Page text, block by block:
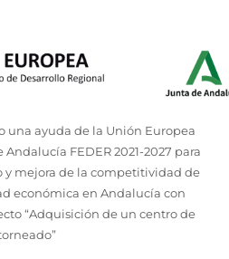
una ayuda de la Unión Europea
FEDER 2021-2027 para
y mejora de la competitividad de
económica en Andalucía con
“Adquisición de un centro de